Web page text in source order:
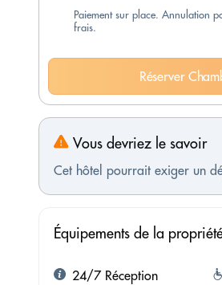
Paiement sur place. Annulation
frais.
Réserver
Vous devriez le savoir
Cet hôtel pourrait exiger un
Équipements de la
24/7 Réception